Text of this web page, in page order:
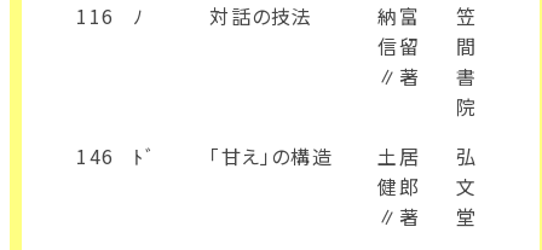
116
ﾉ 対話の技法
納富
信留
∥著
笠
間
書
院
146
ﾄﾞ 「甘え」の構造
土居
健郎
∥著
弘
文
堂